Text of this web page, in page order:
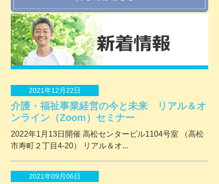
2021年12月22日
介護・福祉事業経営の今と未来 リアル＆オ
ンライン（Zoom）セミナー
2022年1月13日開催 ⾼松センタービル1104号室 （⾼松
市寿町２丁⽬4-20） リアル＆オ...
2021年09月06日